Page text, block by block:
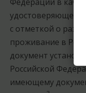
удостоверяющего
с отметкой о
проживание в
документ
Российской
имеющему